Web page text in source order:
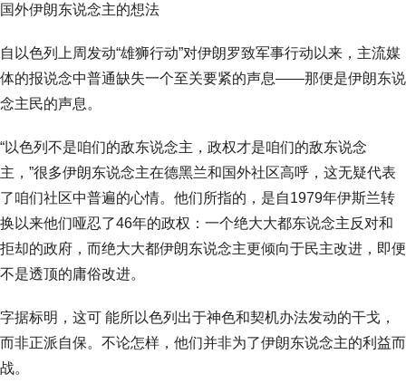
国外伊朗东说念主的想法
自以色列上周发动“雄狮行动”对伊朗罗致军事行动以来，主流媒
体的报说念中普通缺失一个至关要紧的声息——那便是伊朗东说
念主民的声息。
“以色列不是咱们的敌东说念主，政权才是咱们的敌东说念
主，”很多伊朗东说念主在德黑兰和国外社区高呼，这无疑代表
了咱们社区中普遍的心情。他们所指的，是自1979年伊斯兰转
换以来他们哑忍了46年的政权：一个绝大大都东说念主反对和
拒却的政府，而绝大大都伊朗东说念主更倾向于民主改进，即便
不是透顶的庸俗改进。
字据标明，这可 能所以色列出于神色和契机办法发动的干戈，
而非正派自保。不论怎样，他们并非为了伊朗东说念主的利益而
战。